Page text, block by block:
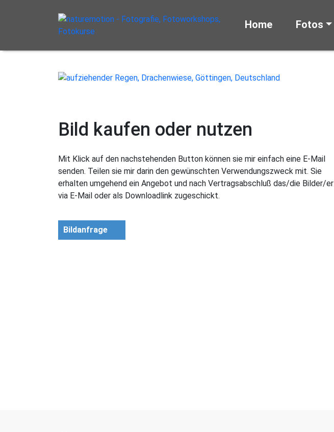
Home Fotos
Bild kaufen oder nutzen
Mit Klick auf den nachstehenden Button können sie mir einfach eine E-Mail
senden. Teilen sie mir darin den gewünschten Verwendungszweck mit. Sie
erhalten umgehend ein Angebot und nach Vertragsabschluß das/die Bilder/er
via E-Mail oder als Downloadlink zugeschickt.
Bildanfrage